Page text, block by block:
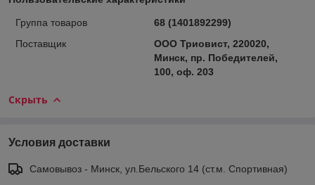
Группа товаров
68 (1401892299)
Поставщик
ООО Триовист, 220020,
Минск, пр. Победителей,
100, оф. 203
Скрыть
Условия доставки
Самовывоз - Минск, ул.Бельского 14 (ст.м. Спортивная)